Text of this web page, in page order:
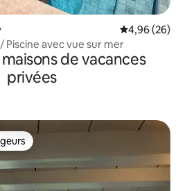
Évaluation
4,96 (26)
Piscine avec vue sur mer
de vacances
privées
les plus appréciés